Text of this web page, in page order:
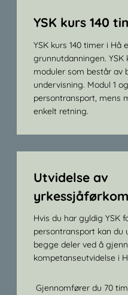
YSK kurs 140
YSK kurs 140 timer i Hå
grunnutdanningen.
moduler som består av
undervisning. Modul 1
persontransport, mens
enkelt retning.
Utvidelse av
Hvis du har gyldig YSK
persontransport kan du
begge deler ved å
kompetanseutvidelse i
Gjennomfører du 70